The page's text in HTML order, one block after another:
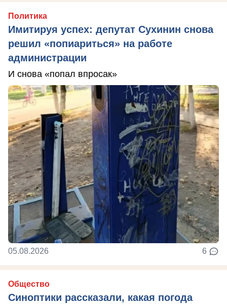
Политика
Имитируя успех: депутат Сухинин снова
решил «попиариться» на работе
администрации
И снова «попал впросак»
05.08.2026 6
Общество
Синоптики рассказали, какая погода